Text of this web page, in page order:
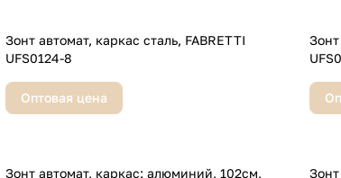
Зонт автомат, каркас сталь, FABRETTI
UFS0124-8
Оптовая цена
Зонт
Зонт автомат, каркас: алюминий, 102см,
Зонт